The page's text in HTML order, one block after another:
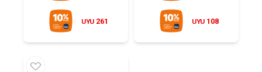
UYU 261 UYU 108